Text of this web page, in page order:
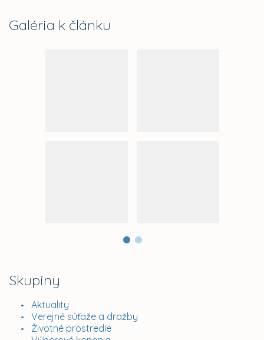
Galéria k článku
Skupiny
Aktuality
Verejné súťaže a dražby
Životné prostredie